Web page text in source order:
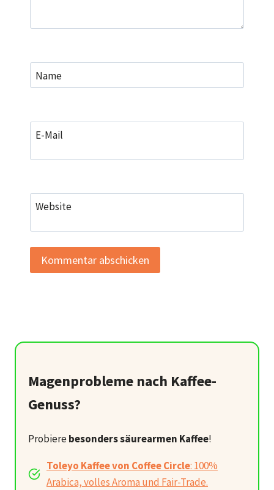
Name
E-Mail
Website
Magenprobleme nach Kaffee-
Genuss?
Probierebesonders säurearmen Kaffee!
Toleyo Kaffee von Coffee Circle: 100%
Arabica, volles Aroma und Fair-Trade.